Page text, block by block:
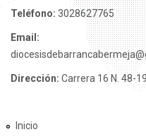
Teléfono: 3028627765
Email:
Dirección: Carrera 16 N. 48-
Inicio